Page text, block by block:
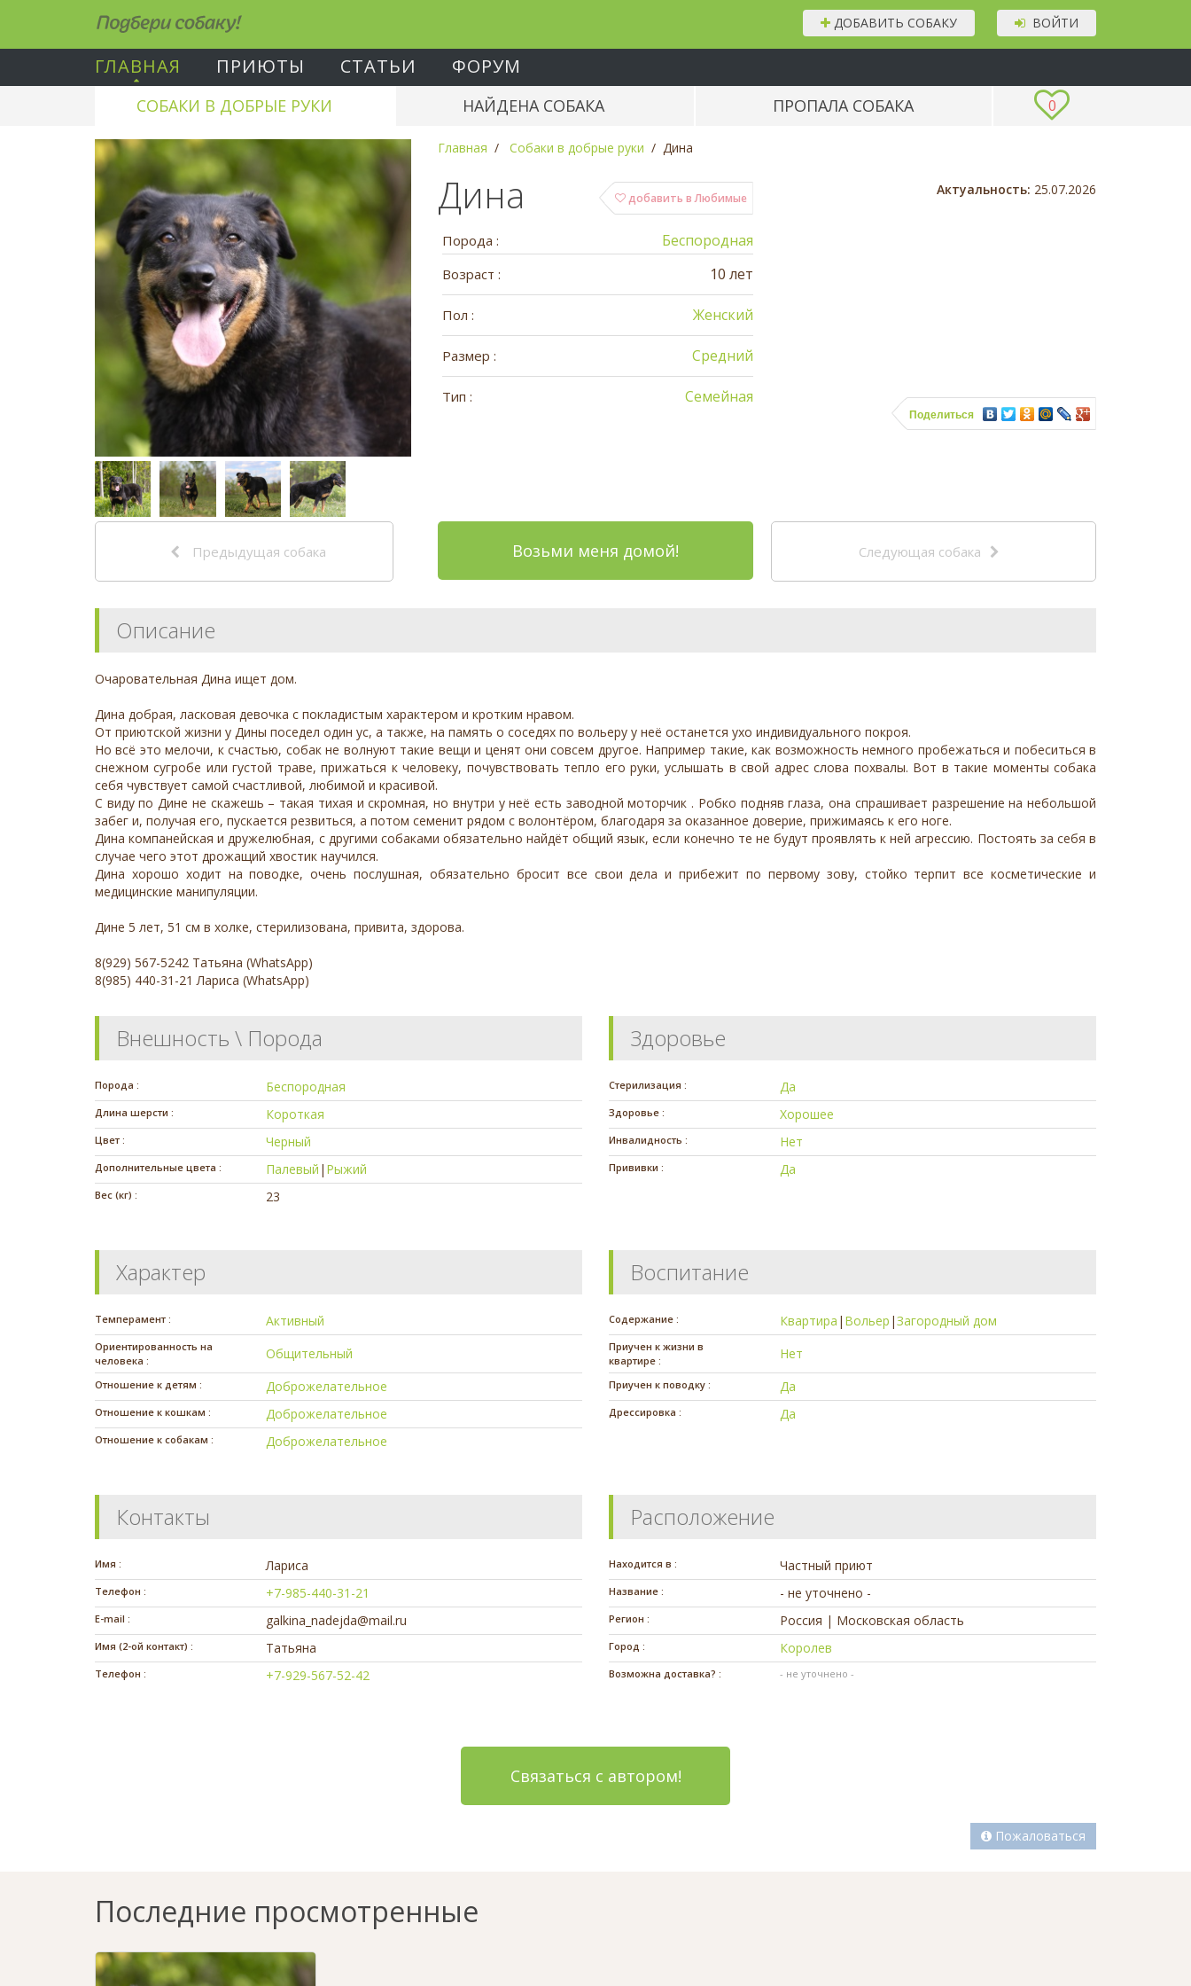
Подбери собаку! ВОЙТИ
ДОБАВИТЬ СОБАКУ
ГЛАВНАЯ ПРИЮТЫ СТАТЬИ ФОРУМ
0
СОБАКИ В ДОБРЫЕ РУКИ НАЙДЕНА СОБАКА ПРОПАЛА СОБАКА
Главная Собаки в добрые руки Дина
добавить в Любимые
Дина
Порода : Беспородная
Возраст : 10 лет
Пол : Женский
Размер : Средний
Тип : Семейная
Актуальность: 25.07.2026
Поделиться
Предыдущая собака Возьми меня домой! Следующая собака
Описание
Очаровательная Дина ищет дом.
Дина добрая, ласковая девочка с покладистым характером и кротким нравом.
От приютской жизни у Дины поседел один ус, а также, на память о соседях по вольеру у неё останется ухо индивидуального покроя.
Но всё это мелочи, к счастью, собак не волнуют такие вещи и ценят они совсем другое. Например такие, как возможность немного пробежаться и побеситься в
снежном сугробе или густой траве, прижаться к человеку, почувствовать тепло его руки, услышать в свой адрес слова похвалы. Вот в такие моменты собака
себя чувствует самой счастливой, любимой и красивой.
С виду по Дине не скажешь – такая тихая и скромная, но внутри у неё есть заводной моторчик . Робко подняв глаза, она спрашивает разрешение на небольшой
забег и, получая его, пускается резвиться, а потом семенит рядом с волонтёром, благодаря за оказанное доверие, прижимаясь к его ноге.
Дина компанейская и дружелюбная, с другими собаками обязательно найдёт общий язык, если конечно те не будут проявлять к ней агрессию. Постоять за себя в
случае чего этот дрожащий хвостик научился.
Дина хорошо ходит на поводке, очень послушная, обязательно бросит все свои дела и прибежит по первому зову, стойко терпит все косметические и
медицинские манипуляции.
Дине 5 лет, 51 см в холке, стерилизована, привита, здорова.
8(929) 567-5242 Татьяна (WhatsApp)
8(985) 440-31-21 Лариса (WhatsApp)
Внешность \ Порода
Порода : Беспородная
Длина шерсти : Короткая
Цвет : Черный
Дополнительные цвета : Палевый | Рыжий
Вес (кг) : 23
Здоровье
Стерилизация : Да
Здоровье : Хорошее
Инвалидность : Нет
Прививки : Да
Характер
Темперамент : Активный
Ориентированность на
человека :
Общительный
Отношение к детям : Доброжелательное
Отношение к кошкам : Доброжелательное
Отношение к собакам : Доброжелательное
Воспитание
Содержание : Квартира | Вольер |Загородный дом
Приучен к жизни в
квартире :
Нет
Приучен к поводку : Да
Дрессировка : Да
Контакты
Имя : Лариса
Телефон : +7-985-440-31-21
E-mail : galkina_nadejda@mail.ru
Имя (2-ой контакт) : Татьяна
Телефон : +7-929-567-52-42
Расположение
Находится в : Частный приют
Название : - не уточнено -
Регион : Россия | Московская область
Город : Королев
Возможна доставка? : - не уточнено -
Связаться с автором!
Пожаловаться
Последние просмотренные